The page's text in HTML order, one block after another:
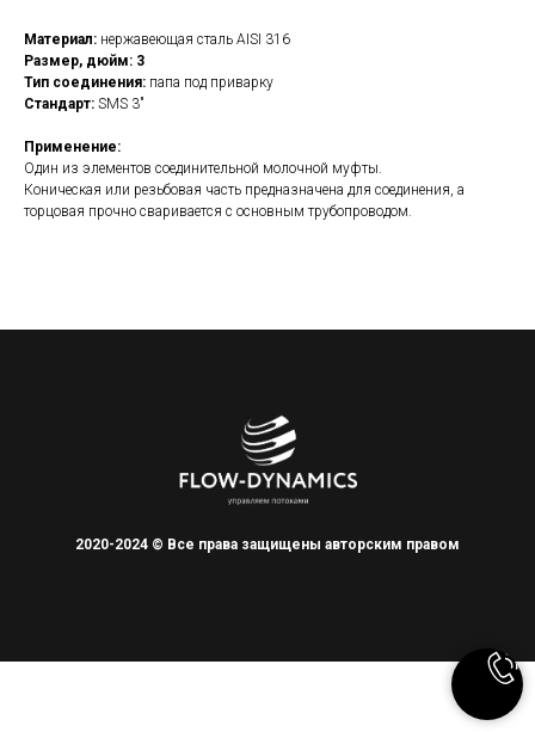
Материал: нержавеющая сталь AISI 316
Размер, дюйм: 3
Тип соединения: папа под приварку
Стандарт: SMS 3"
Применение:
Один из элементов соединительной молочной муфты.
Коническая или резьбовая часть предназначена для соединения, а
торцовая прочно сваривается с основным трубопроводом.
2020-2024 © Все права защищены авторским правом